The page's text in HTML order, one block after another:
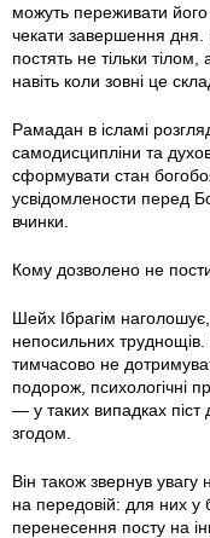
можуть переживати
чекати завершення дня.
постять не тільки
навіть коли зовні це
Рамадан в ісламі
самодисципліни та
сформувати стан
усвідомлености перед
вчинки.
Кому дозволено не
Шейх Ібрагім
непосильних
тимчасово не
подорож, психологічні
— у таких випадках піст
згодом.
Він також звернув
на передовій: для них
перенесення посту на